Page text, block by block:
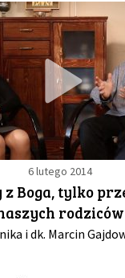
6 lutego 2014
Boga, tylko
rodziców
i dk. Marcin